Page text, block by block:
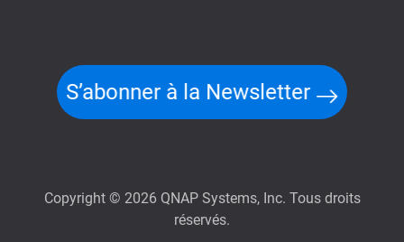
S’abonner à la Newsletter
Copyright © 2026 QNAP Systems, Inc. Tous droits
réservés.